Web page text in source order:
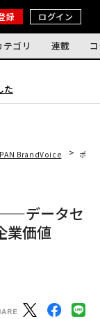
録 ログイン
テゴリ 連載
た
BrandVoice ポス
——データセ
業価値